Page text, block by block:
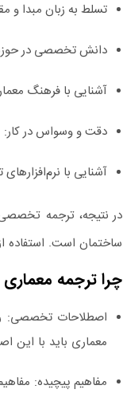
تسلط به زبان مبدا و
دانش تخصصی در
آشنایی با فرهنگ
دقت و وسواس در کار:
آشنایی با
در نتیجه، ترجمه
ساختمان است. استفاده
چرا ترجمه
اصطلاحات تخصصی:
معماری باید با این
مفاهیم پیچیده: